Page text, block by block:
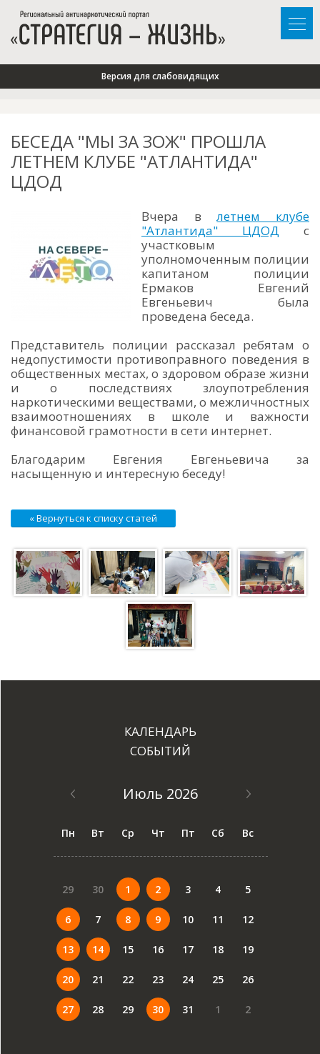
Версия для слабовидящих
БЕСЕДА "МЫ ЗА ЗОЖ" ПРОШЛА
ЛЕТНЕМ КЛУБЕ "АТЛАНТИДА"
ЦДОД
Вчера влетнем клубе
"Атлантида" ЦДОД с
участковым
уполномоченным полиции
капитаном полиции
Ермаков Евгений
Евгеньевич была
проведена беседа.
Представитель полиции рассказал ребятам о
недопустимости противоправного поведения в
общественных местах, о здоровом образе жизни
и о последствиях злоупотребления
наркотическими веществами, о межличностных
взаимоотношениях в школе и важности
финансовой грамотности в сети интернет.
Благодарим Евгения Евгеньевича за
насыщенную и интересную беседу!
« Вернуться к списку статей
КАЛЕНДАРЬ
СОБЫТИЙ
Июль 2026
Пн Вт Ср Чт Пт Сб Вс
29 30 1 2 3 4 5
6 7 8 9 10 11 12
13 14 15 16 17 18 19
20 21 22 23 24 25 26
27 28 29 30 31 1 2